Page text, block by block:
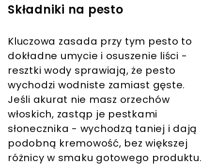
Składniki na pesto
Kluczowa zasada przy tym pesto to
dokładne umycie i osuszenie liści -
resztki wody sprawiają, że pesto
wychodzi wodniste zamiast gęste.
Jeśli akurat nie masz orzechów
włoskich, zastąp je pestkami
słonecznika - wychodzą taniej i dają
podobną kremowość, bez większej
różnicy w smaku gotowego produktu.